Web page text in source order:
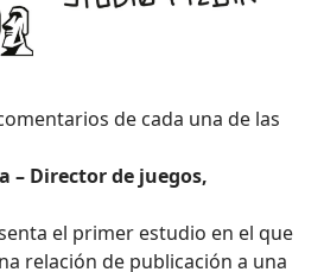
de cada una de las
– Director de juegos,
el primer estudio en el que
relación de publicación a una